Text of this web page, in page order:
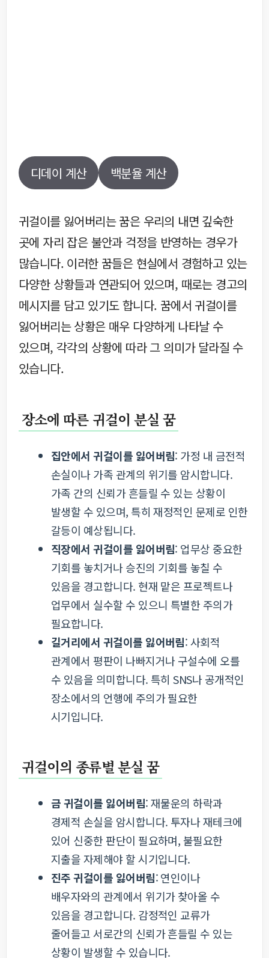
디데이 계산 백분율 계산
귀걸이를 잃어버리는 꿈은 우리의 내면 깊숙한
곳에 자리 잡은 불안과 걱정을 반영하는 경우가
많습니다. 이러한 꿈들은 현실에서 경험하고 있는
다양한 상황들과 연관되어 있으며, 때로는 경고의
메시지를 담고 있기도 합니다. 꿈에서 귀걸이를
잃어버리는 상황은 매우 다양하게 나타날 수
있으며, 각각의 상황에 따라 그 의미가 달라질 수
있습니다.
장소에 따른 귀걸이 분실 꿈
집안에서 귀걸이를 잃어버림: 가정 내 금전적
손실이나 가족 관계의 위기를 암시합니다.
가족 간의 신뢰가 흔들릴 수 있는 상황이
발생할 수 있으며, 특히 재정적인 문제로 인한
갈등이 예상됩니다.
직장에서 귀걸이를 잃어버림: 업무상 중요한
기회를 놓치거나 승진의 기회를 놓칠 수
있음을 경고합니다. 현재 맡은 프로젝트나
업무에서 실수할 수 있으니 특별한 주의가
필요합니다.
길거리에서 귀걸이를 잃어버림: 사회적
관계에서 평판이 나빠지거나 구설수에 오를
수 있음을 의미합니다. 특히 SNS나 공개적인
장소에서의 언행에 주의가 필요한
시기입니다.
귀걸이의 종류별 분실 꿈
금 귀걸이를 잃어버림: 재물운의 하락과
경제적 손실을 암시합니다. 투자나 재테크에
있어 신중한 판단이 필요하며, 불필요한
지출을 자제해야 할 시기입니다.
진주 귀걸이를 잃어버림: 연인이나
배우자와의 관계에서 위기가 찾아올 수
있음을 경고합니다. 감정적인 교류가
줄어들고 서로간의 신뢰가 흔들릴 수 있는
상황이 발생할 수 있습니다.